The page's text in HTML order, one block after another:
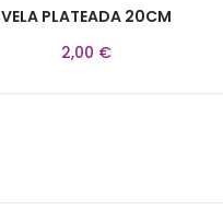
VELA PLATEADA 20CM
2,00 €